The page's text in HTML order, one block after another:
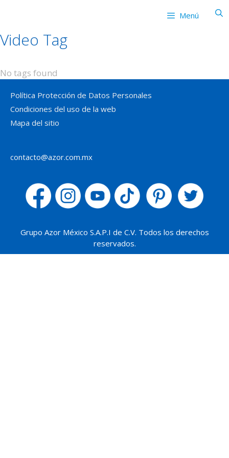
contenido
Menú
Video Tag
No tags found
Política Protección de Datos Personales
Condiciones del uso de la web
Mapa del sitio
contacto@azor.com.mx
Grupo Azor México S.A.P.I de C.V. Todos los derechos
reservados.